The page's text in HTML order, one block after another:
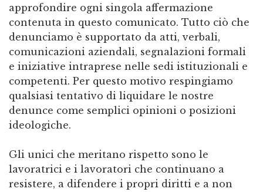
approfondire ogni singola affermazione
contenuta in questo comunicato. Tutto ciò che
denunciamo è supportato da atti, verbali,
comunicazioni aziendali, segnalazioni formali
e iniziative intraprese nelle sedi istituzionali e
competenti. Per questo motivo respingiamo
qualsiasi tentativo di liquidare le nostre
denunce come semplici opinioni o posizioni
ideologiche.
Gli unici che meritano rispetto sono le
lavoratrici e i lavoratori che continuano a
resistere, a difendere i propri diritti e a non